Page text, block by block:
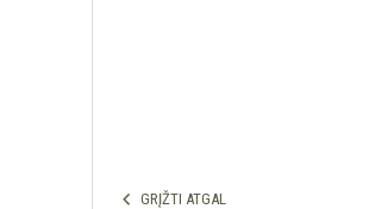
GRĮŽTI ATGAL